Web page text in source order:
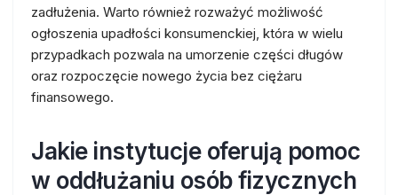
zadłużenia. Warto również rozważyć możliwość
ogłoszenia upadłości konsumenckiej, która w wielu
przypadkach pozwala na umorzenie części długów
oraz rozpoczęcie nowego życia bez ciężaru
finansowego.
Jakie instytucje oferują pomoc
w oddłużaniu osób fizycznych